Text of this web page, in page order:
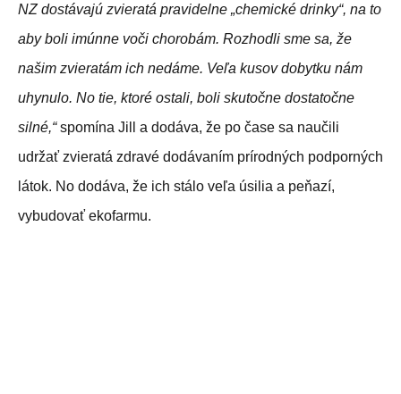
NZ dostávajú zvieratá pravidelne „chemické drinky“, na to
aby boli imúnne voči chorobám. Rozhodli sme sa, že
našim zvieratám ich nedáme. Veľa kusov dobytku nám
uhynulo. No tie, ktoré ostali, boli skutočne dostatočne
silné,“spomína Jill a dodáva, že po čase sa naučili
udržať zvieratá zdravé dodávaním prírodných podporných
látok. No dodáva, že ich stálo veľa úsilia a peňazí,
vybudovať ekofarmu.